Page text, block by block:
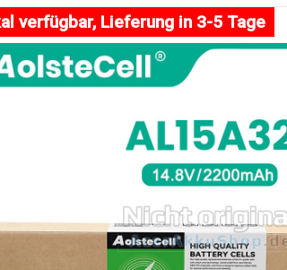
verfügbar, Lieferung in 3-5 Tage